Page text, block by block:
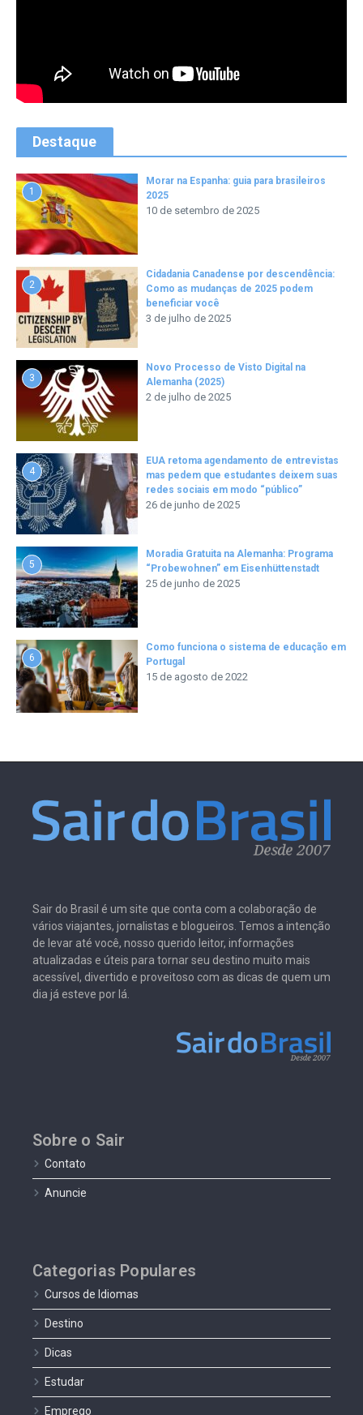
Destaque
1
Morar na Espanha: guia para brasileiros
2025
10 de setembro de 2025
2
Cidadania Canadense por descendência:
Como as mudanças de 2025 podem
beneficiar você
3 de julho de 2025
3
Novo Processo de Visto Digital na
Alemanha (2025)
2 de julho de 2025
4
EUA retoma agendamento de entrevistas
mas pedem que estudantes deixem suas
redes sociais em modo “público”
26 de junho de 2025
5
Moradia Gratuita na Alemanha: Programa
“Probewohnen” em Eisenhüttenstadt
25 de junho de 2025
6
Como funciona o sistema de educação em
Portugal
15 de agosto de 2022
Sair do Brasil é um site que conta com a colaboração de
vários viajantes, jornalistas e blogueiros. Temos a intenção
de levar até você, nosso querido leitor, informações
atualizadas e úteis para tornar seu destino muito mais
acessível, divertido e proveitoso com as dicas de quem um
dia já esteve por lá.
Sobre o Sair
Contato
Anuncie
Categorias Populares
Cursos de Idiomas
Destino
Dicas
Estudar
Emprego